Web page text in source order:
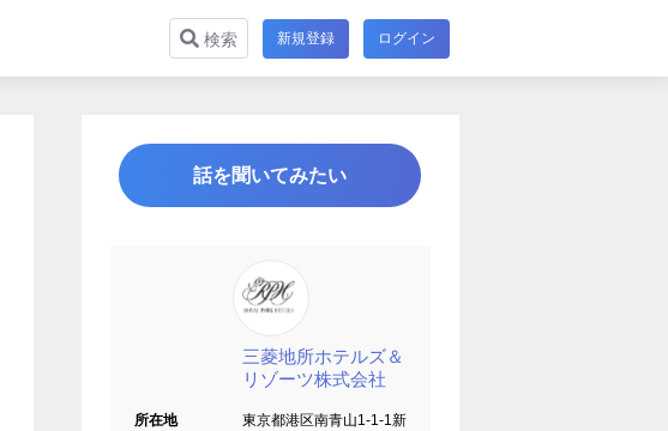
検索 新規登録 ログイン
話を聞いてみたい
三菱地所ホテルズ＆
リゾーツ株式会社
所在地
東京都港区南青山1-1-1新